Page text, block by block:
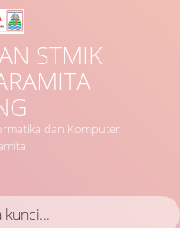
STMIK
dan Komputer